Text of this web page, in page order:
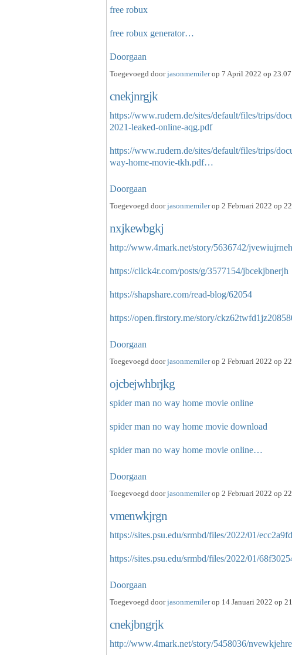
free robux
free robux generator…
Doorgaan
Toegevoegd doorjasonmemilerop 7 April 2022 op
cnekjnrgjk
https://www.rudern.de/sites/default/files/trips/
2021-leaked-online-aqg.pdf
https://www.rudern.de/sites/default/files/trips/
way-home-movie-tkh.pdf…
Doorgaan
Toegevoegd doorjasonmemilerop 2 Februari 2022 op
nxjkewbgkj
http://www.4mark.net/story/5636742/
https://click4r.com/posts/g/3577154/jbcekjbnerjh
https://shapshare.com/read-blog/62054
https://open.firstory.me/story/
Doorgaan
Toegevoegd doorjasonmemilerop 2 Februari 2022 op
ojcbejwhbrjkg
spider man no way home movie online
spider man no way home movie download
spider man no way home movie online…
Doorgaan
Toegevoegd doorjasonmemilerop 2 Februari 2022 op
vmenwkjrgn
https://sites.psu.edu/srmbd/files/2022/01/
https://sites.psu.edu/srmbd/files/2022/01/
Doorgaan
Toegevoegd doorjasonmemilerop 14 Januari 2022 op
cnekjbngrjk
http://www.4mark.net/story/5458036/